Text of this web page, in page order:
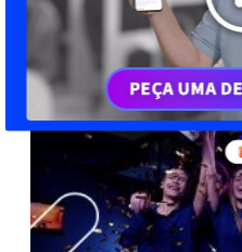
tiveram que “se virar nos 30”